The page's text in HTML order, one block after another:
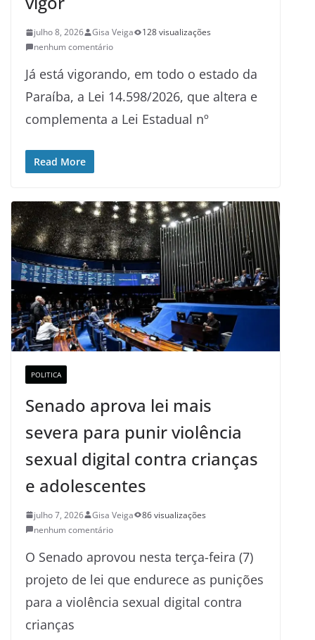
julho 8, 2026 Gisa Veiga
128 visualizações
nenhum comentário
Já está vigorando, em todo o estado da
Paraíba, a Lei 14.598/2026, que altera e
complementa a Lei Estadual nº
Read More
POLITICA
Senado aprova lei mais
severa para punir violência
sexual digital contra crianças
e adolescentes
julho 7, 2026 Gisa Veiga
86 visualizações
nenhum comentário
O Senado aprovou nesta terça-feira (7)
projeto de lei que endurece as punições
para a violência sexual digital contra
crianças